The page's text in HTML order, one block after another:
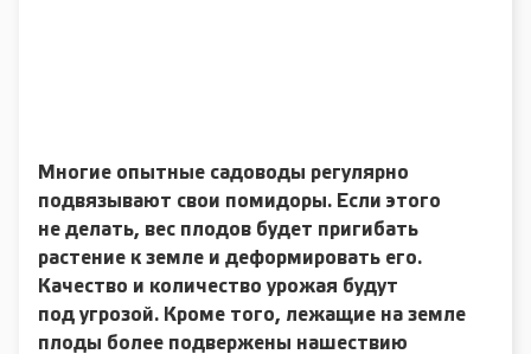
Многие опытные садоводы регулярно
подвязывают свои помидоры. Если этого
не делать, вес плодов будет пригибать
растение к земле и деформировать его.
Качество и количество урожая будут
под угрозой. Кроме того, лежащие на земле
плоды более подвержены нашествию